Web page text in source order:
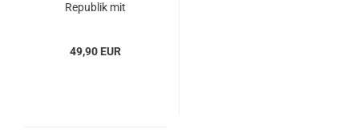
Republik mit
49,90 EUR